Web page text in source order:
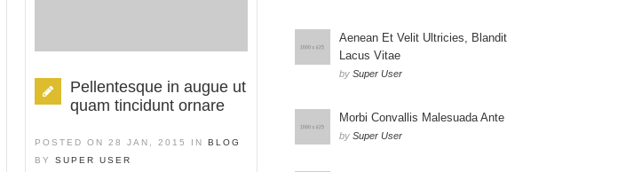
Pellentesque in augue ut
quam tincidunt ornare
POSTED ON 28 JAN, 2015 IN BLOG
BY SUPER USER
Aenean Et Velit Ultricies, Blandit
Lacus Vitae
by Super User
Morbi Convallis Malesuada Ante
by Super User